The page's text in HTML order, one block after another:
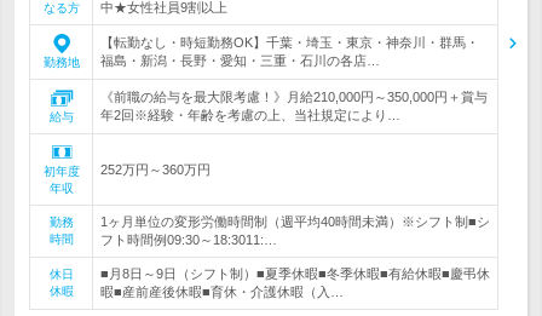
なる方 中★女性社員9割以上
勤務地
【転勤なし・時短勤務OK】千葉・埼玉・東京・神奈川・群馬・
福島・新潟・長野・愛知・三重・石川の各店…
給与
《前職の給与を最大限考慮！》月給210,000円～350,000円＋賞与
年2回※経験・年齢を考慮の上、当社規定により…
初年度
年収
252万円～360万円
勤務
時間
1ヶ月単位の変形労働時間制（週平均40時間未満）※シフト制■シ
フト時間例09:30～18:3011:…
休日
休暇
■月8日～9日（シフト制）■夏季休暇■冬季休暇■有給休暇■慶弔休
暇■産前産後休暇■育休・介護休暇（入…